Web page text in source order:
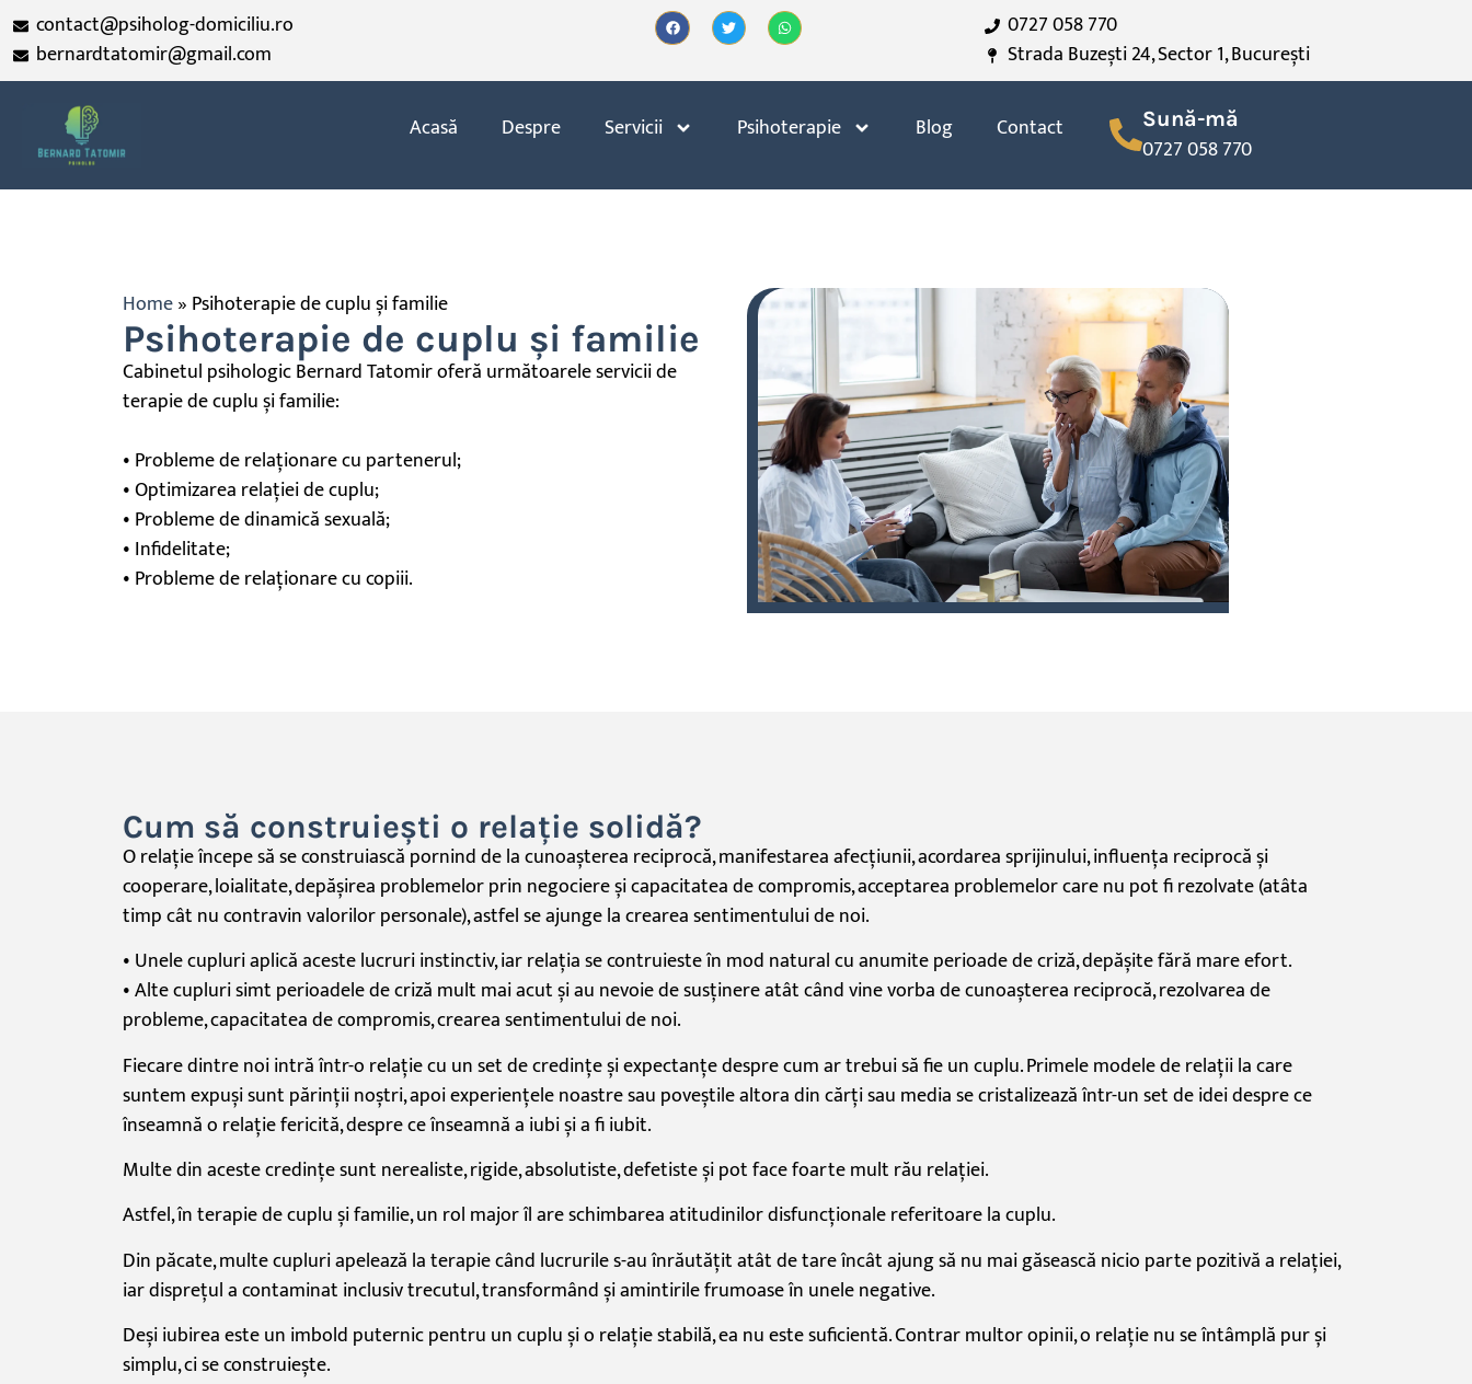
contact@psiholog-domiciliu.ro
bernardtatomir@gmail.com
0727 058 770
Strada Buzești 24, Sector 1, București
Acasă Despre Servicii Psihoterapie Blog Contact Sună-mă
0727 058 770
Home» Psihoterapie de cuplu și familie
Psihoterapie de cuplu și familie
Cabinetul psihologic Bernard Tatomir oferă următoarele servicii de
terapie de cuplu și familie:
• Probleme derelaționarecu partenerul;
• Optimizarea relațieide cuplu;
• Probleme dedinamicăsexuală;
• Infidelitate;
• Probleme derelaționarecu copiii.
Cum să construiești o relație solidă?
Orelațieîncepesăseconstruiască pornind delacunoașterea reciprocă, manifestareaafecțiunii, acordarea sprijinului,influența reciprocăși
cooperare, loialitate,depășirea problemelor prin negociereșicapacitatea de compromis, acceptarea problemelor care nu pot fi rezolvate (atâta
timpcât nu contravin valorilor personale), astfel se ajungelacrearea sentimentului de noi.
• Unele cupluriaplicăaceste lucruri instinctiv, iarrelațiase contruiesteîn mod natural cu anumite perioade decriză,depășitefără mareefort.
• Alte cuplurisimt perioadele decriză mult maiacutșiau nevoie desusținereatâtcândvinevorbadecunoașterea reciprocă, rezolvarea de
probleme, capacitatea de compromis, crearea sentimentului de noi.
Fiecare dintre noiintrăîntr-o relațiecu unsetdecredințeșiexpectanțe despre cum ar trebuisăfie un cuplu. Primele modele derelațiilacare
suntemexpușisunt părințiinoștri, apoiexperiențelenoastresau poveștilealtora dincărțisau media secristalizeazăîntr-unsetde idei despre ce
înseamnă o relațiefericită, despre ceînseamnăa iubișia fi iubit.
Multe din acestecredințesunt nerealiste, rigide, absolutiste, defetisteșipot face foarte mult rău relației.
Astfel,înterapie de cuplu și familie, un rol majorîlare schimbarea atitudinilor disfuncționale referitoarelacuplu.
Din păcate,multe cupluriapelează laterapiecând lucrurile s-auînrăutățitatâtdetareîncâtajungsă nu maigăsească nicio partepozitivăa relației,
iardisprețula contaminat inclusiv trecutul,transformândșiamintirile frumoaseîn unele negative.
Deșiiubirea este un imbold puternic pentru un cuplușio relațiestabilă, ea nu estesuficientă. Contrar multor opinii, o relațienu seîntâmplă purși
simplu, ci se construiește.